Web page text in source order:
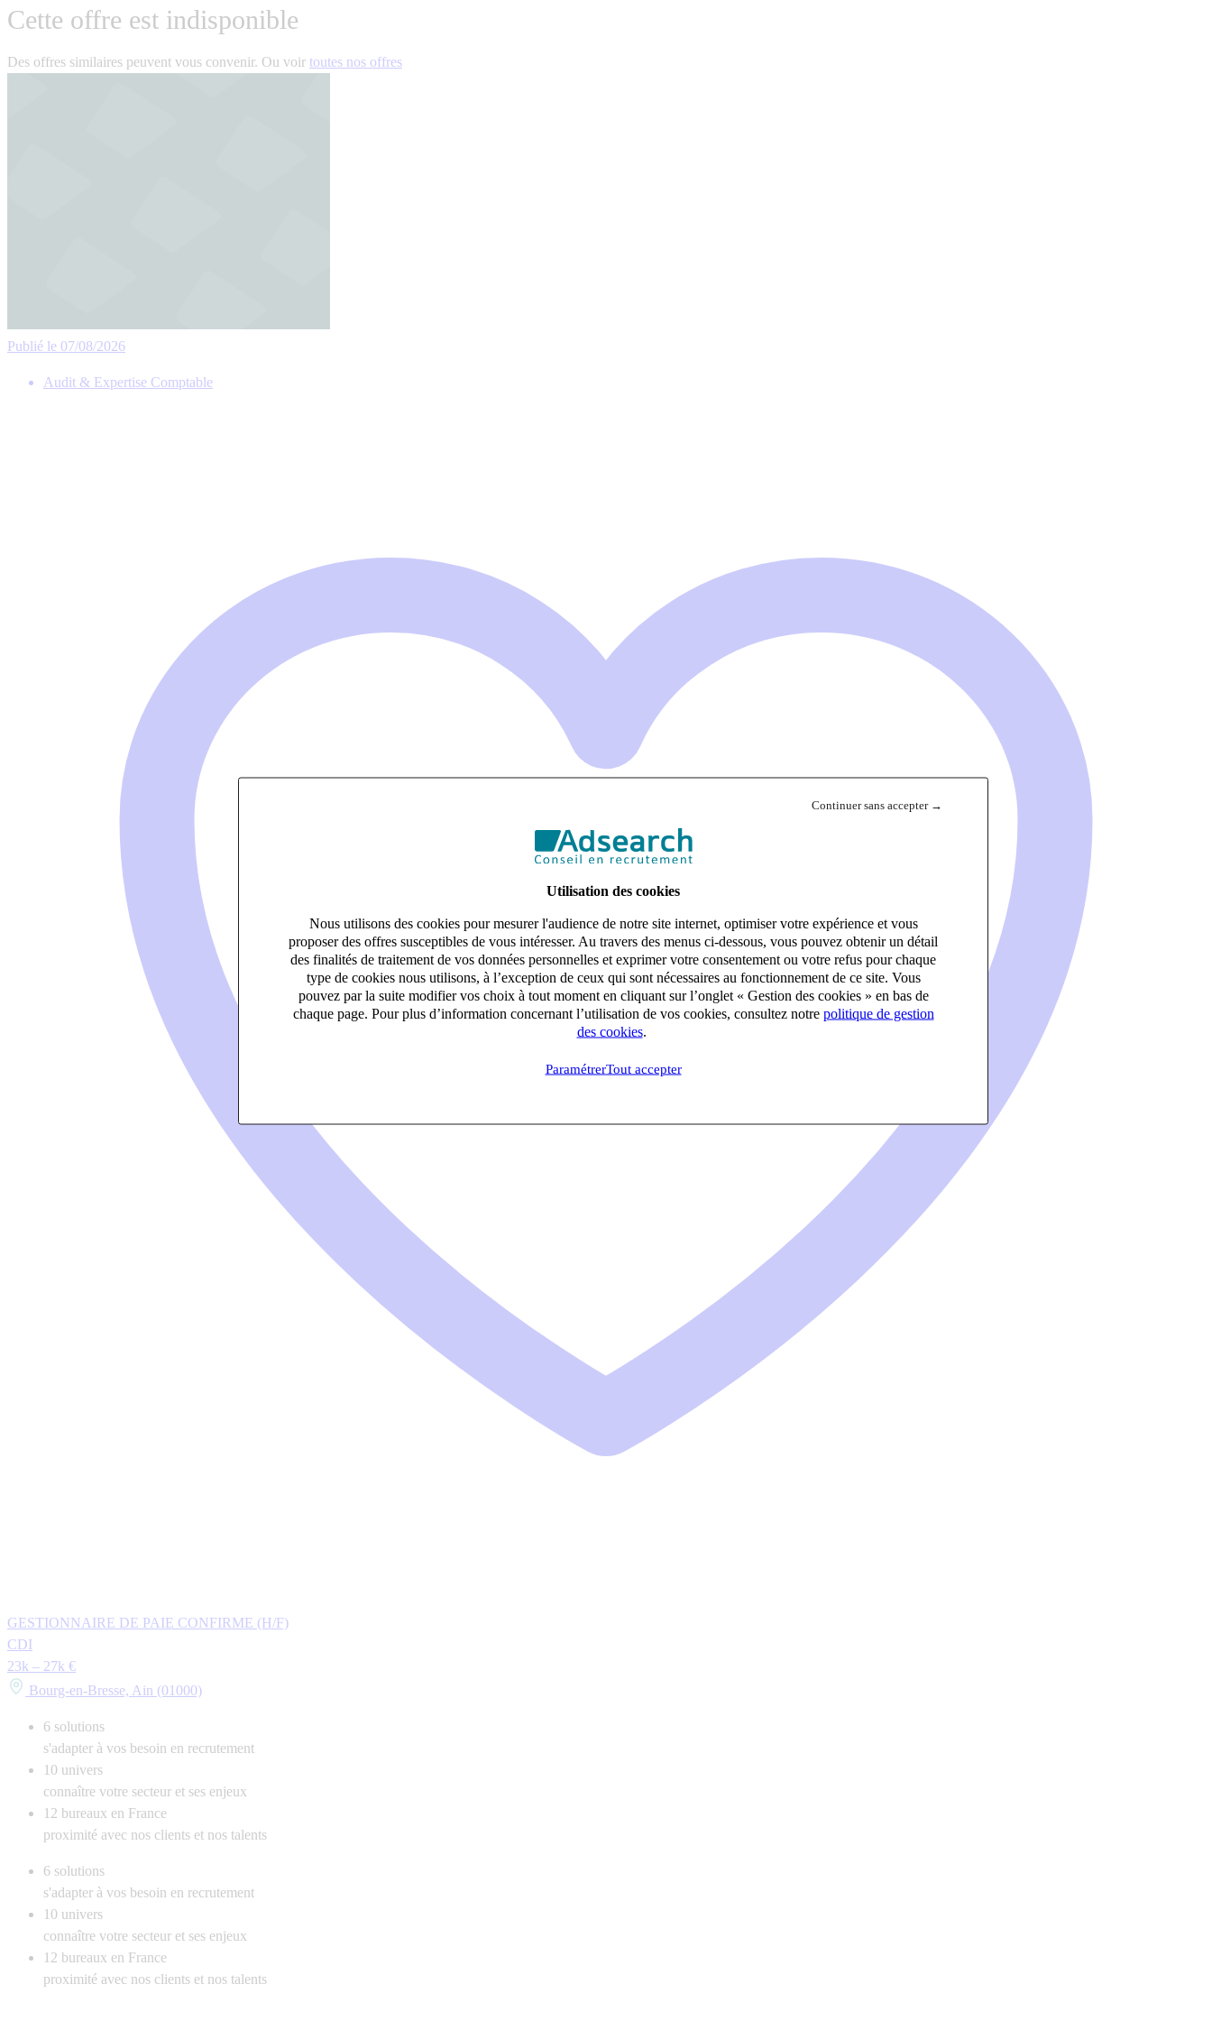
Continuer sans accepter →
Utilisation des cookies
Nous utilisons des cookies pour mesurer l'audience de notre site internet, optimiser votre expérience et vous
proposer des offres susceptibles de vous intéresser. Au travers des menus ci-dessous, vous pouvez obtenir un détail
des finalités de traitement de vos données personnelles et exprimer votre consentement ou votre refus pour chaque
type de cookies nous utilisons, à l’exception de ceux qui sont nécessaires au fonctionnement de ce site. Vous
pouvez par la suite modifier vos choix à tout moment en cliquant sur l’onglet « Gestion des cookies » en bas de
chaque page. Pour plus d’information concernant l’utilisation de vos cookies, consultez notre politique de gestion
des cookies.
ParamétrerTout accepter
Cette offre est indisponible
Des offres similaires peuvent vous convenir. Ou voir toutes nos offres
Publié le 07/08/2026
Audit & Expertise Comptable
GESTIONNAIRE DE PAIE CONFIRME (H/F)
CDI
23k – 27k €
Bourg-en-Bresse, Ain (01000)
6 solutions
s'adapter à vos besoin en recrutement
10 univers
connaître votre secteur et ses enjeux
12 bureaux en France
proximité avec nos clients et nos talents
6 solutions
s'adapter à vos besoin en recrutement
10 univers
connaître votre secteur et ses enjeux
12 bureaux en France
proximité avec nos clients et nos talents